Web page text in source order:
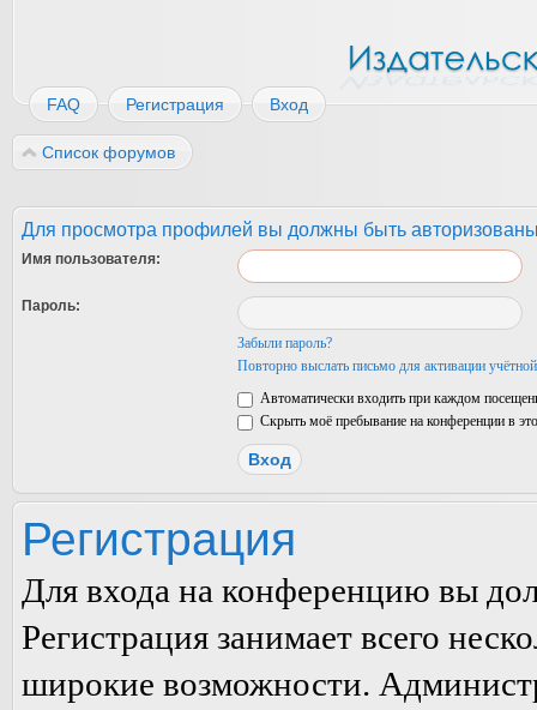
FAQ Регистрация Вход
Список форумов
Для просмотра профилей вы должны быть
Имя пользователя:
Пароль:
Забыли пароль?
Повторно выслать письмо для активации
Автоматически входить при каждом
Скрыть моё пребывание на конференции в
Регистрация
Для входа на конференцию вы
Регистрация занимает всего
широкие возможности.